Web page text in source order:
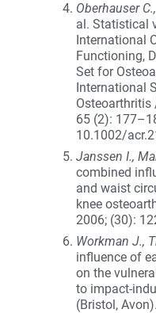
Oberhauser
al. Statistical
International
Functioning,
Set for
International
Osteoarthritis
65 (2):
10.1002/
Janssen I.,
combined
and waist
knee
2006; (30):
Workman J.,
influence of
on the
to impact-
(Bristol,